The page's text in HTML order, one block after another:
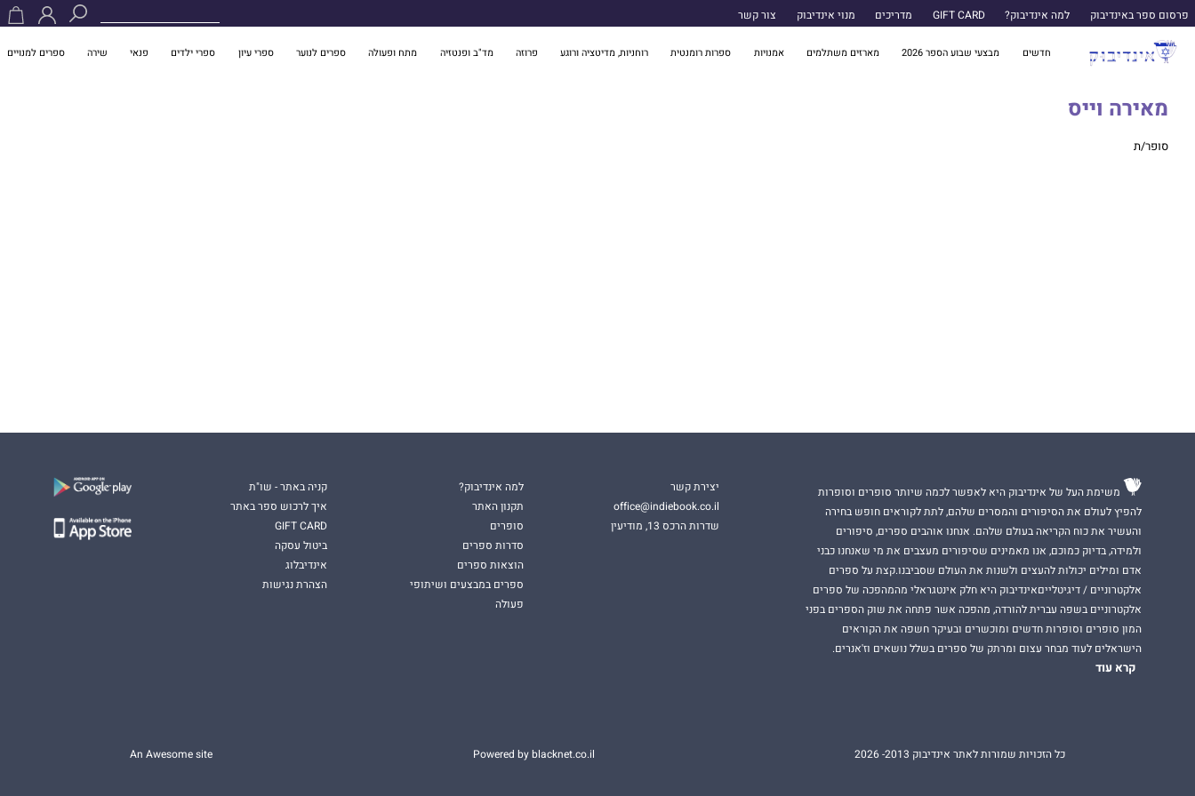
פרסום ספר באינדיבוק למה אינדיבוק? GIFT CARD מדריכים מנוי אינדיבוק צור קשר
חדשים מבצעי שבוע הספר 2026 מארזים משתלמים אמנויות ספרות רומנטית רוחניות, מדיטציה ורוגע פרוזה מד"ב ופנטזיה מתח ופעולה ספרים לנוער ספרי עיון ספרי ילדים פנאי שירה ספרים למנויים
מאירה וייס
סופר/ת
משימת העל של אינדיבוק היא לאפשר לכמה שיותר סופרים וסופרות
להפיץ לעולם את הסיפורים והמסרים שלהם, לתת לקוראים חופש בחירה
והעשיר את כוח הקריאה בעולם שלהם. אנחנו אוהבים ספרים, סיפורים
ולמידה, בדיוק כמוכם, אנו מאמינים שסיפורים מעצבים את מי שאנחנו כבני
אדם ומילים יכולות להעצים ולשנות את העולם שסביבנו.קצת על ספרים
אלקטרוניים / דיגיטלייםאינדיבוק היא חלק אינטגראלי מהמהפכה של ספרים
אלקטרוניים בשפה עברית להורדה, מהפכה אשר פתחה את שוק הספרים בפני
המון סופרים וסופרות חדשים ומוכשרים ובעיקר חשפה את הקוראים
הישראלים לעוד מבחר עצום ומרתק של ספרים בשלל נושאים וז'אנרים.
קרא עוד
יצירת קשר
office@indiebook.co.il
שדרות הרכס 13, מודיעין
למה אינדיבוק?
תקנון האתר
סופרים
סדרות ספרים
הוצאות ספרים
ספרים במבצעים ושיתופי
פעולה
קניה באתר - שו"ת
איך לרכוש ספר באתר
GIFT CARD
ביטול עסקה
אינדיבלוג
הצהרת נגישות
כל הזכויות שמורות לאתר אינדיבוק 2013- 2026 Powered by blacknet.co.il
An Awesome site